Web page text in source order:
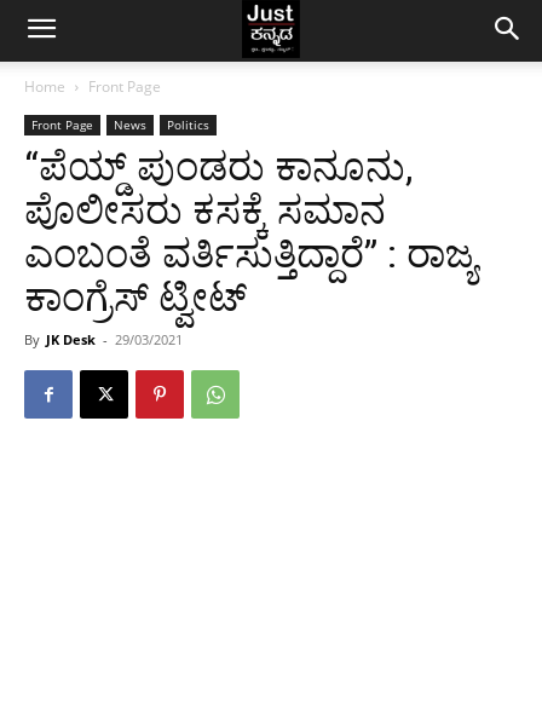
Home Front Page
Front Page News Politics
“ಪೆಯ್ಡ್ ಪುಂಡರು ಕಾನೂನು,
ಪೊಲೀಸರು ಕಸಕ್ಕೆ ಸಮಾನ
ಎಂಬಂತೆ ವರ್ತಿಸುತ್ತಿದ್ದಾರೆ” : ರಾಜ್ಯ
ಕಾಂಗ್ರೆಸ್ ಟ್ವೀಟ್
By JK Desk - 29/03/2021